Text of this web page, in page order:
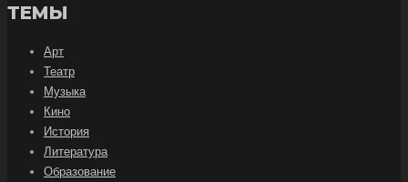
ТЕМЫ
Арт
Театр
Музыка
Кино
История
Литература
Образование